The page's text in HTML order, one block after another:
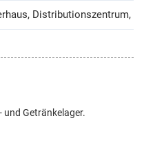
Distributionszentrum,
und Getränkelager.